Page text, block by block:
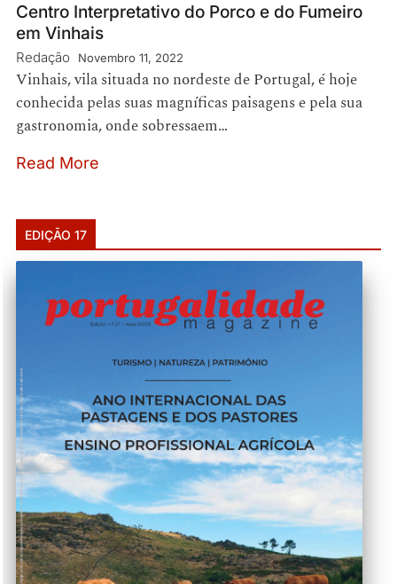
Centro Interpretativo do Porco e do Fumeiro
em Vinhais
Redação Novembro 11, 2022
Vinhais, vila situada no nordeste de Portugal, é hoje
conhecida pelas suas magníficas paisagens e pela sua
gastronomia, onde sobressaem…
Read More
EDIÇÃO 17